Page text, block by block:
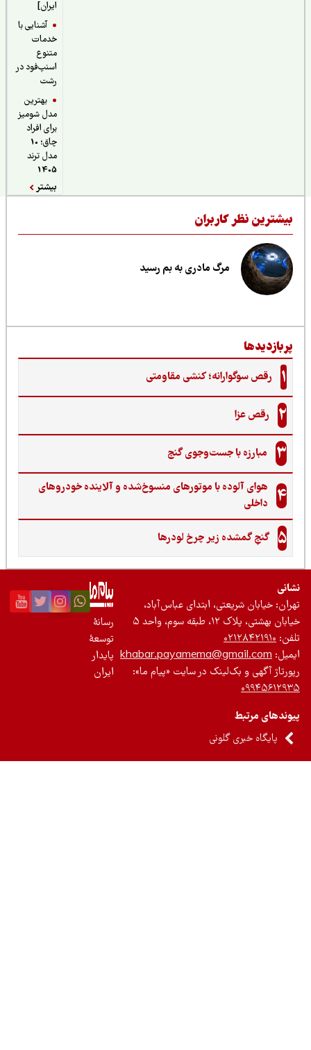
آشنایی با
خدمات
اسنپ‌فود در
بهترین
مدل شومیز
برای افراد
چاق؛ 10
مدل ترند
نظر کاربران
مرگ مادری به بم رسید
رقص سوگوارانه؛ کنشی مقاومتی
رقص عزا
مبارزه با جست‌وجوی گنج‌
هوای آلوده با موتورهای منسوخ‌شده و آلاینده خودروهای
داخلی
گنجِ گمشده زیر چرخ لودرها
خیابان شریعتی، ابتدای عباس‌آباد،
بهشتی، پلاک ۱۲، طبقه سوم، واحد ۵
۰۲۱۲۸۴۲۱۹۱۰
khabar.payamema@gmail.com
آگهی و بک‌لینک در سایت «پیام ما»:
مرتبط
پایگاه خبری گلونی
رسانۀ
توسعۀ
پایدار
ایران